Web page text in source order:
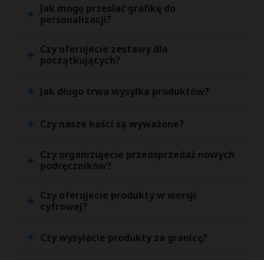
+ Jak mogę przesłać grafikę do
personalizacji?
+ Czy oferujecie zestawy dla
początkujących?
+ Jak długo trwa wysyłka produktów?
+ Czy nasze kości są wyważone?
+ Czy organizujecie przedsprzedaż nowych
podręczników?
+ Czy oferujecie produkty w wersji
cyfrowej?
+ Czy wysyłacie produkty za granicę?